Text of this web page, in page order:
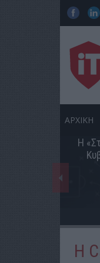
ΑΡΧΙΚΗ
Η
Η